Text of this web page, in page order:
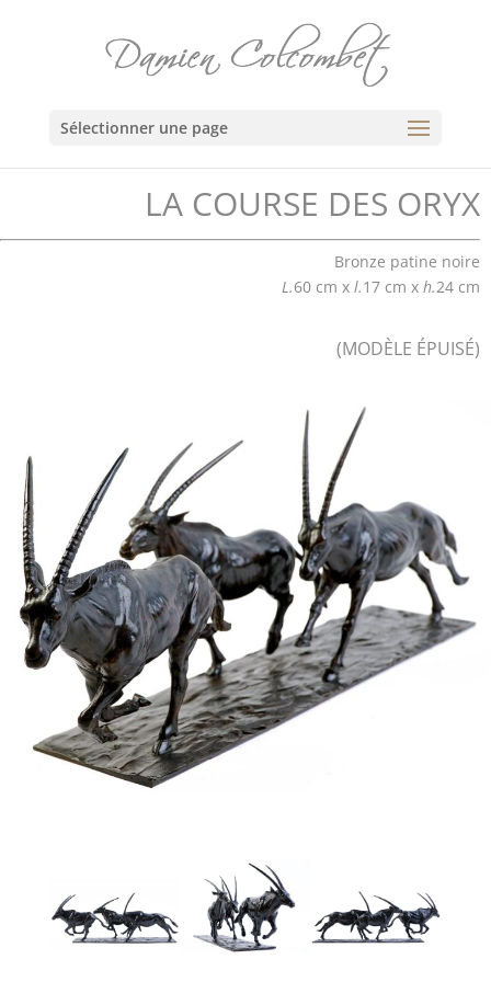
Sélectionner une page
LA COURSE DES ORYX
Bronze patine noire
L.60 cm x l.17 cm x h.24 cm
(MODÈLE ÉPUISÉ)